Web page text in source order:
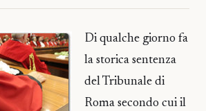
Di qualche giorno fa
la storica sentenza
del Tribunale di
Roma secondo cui il